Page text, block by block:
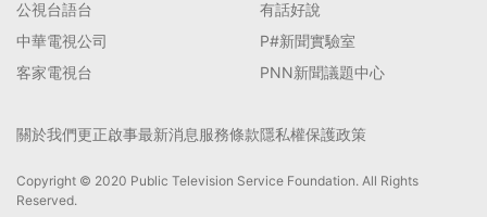
公視台語台
中華電視公司
客家電視台
有話好說
P#新聞實驗室
PNN新聞議題中心
關於我們更正啟事最新消息服務條款隱私權保護政策
Copyright © 2020 Public Television Service Foundation. All Rights
Reserved.